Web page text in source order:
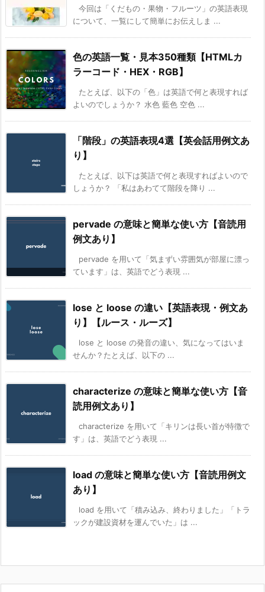
今回は「くだもの・果物・フルーツ」の英語表現
について、一覧にして簡単にお伝えしま ...
色の英語一覧・見本350種類【HTMLカ
ラーコード・HEX・RGB】
たとえば、以下の「色」は英語で何と表現すれば
よいのでしょうか？ 水色 藍色 空色 ...
「階段」の英語表現4選【英会話用例文あ
り】
たとえば、以下は英語で何と表現すればよいので
しょうか？ 「私はあわてて階段を降り ...
pervade の意味と簡単な使い方【音読用
例文あり】
pervade を用いて「気まずい雰囲気が部屋に漂っ
ています」は、英語でどう表現 ...
lose と loose の違い【英語表現・例文あ
り】【ルース・ルーズ】
lose と loose の発音の違い、気になってはいま
せんか？たとえば、以下の ...
characterize の意味と簡単な使い方【音
読用例文あり】
characterize を用いて「キリンは長い首が特徴で
す」は、英語でどう表現 ...
load の意味と簡単な使い方【音読用例文
あり】
load を用いて「積み込み、終わりました」「トラ
ックが建設資材を運んでいた」は ...